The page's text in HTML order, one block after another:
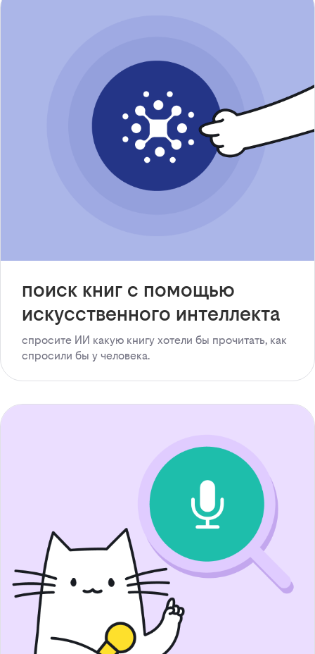
поиск книг с помощью
искусственного интеллекта
спросите ИИ какую книгу хотели бы прочитать, как
спросили бы у человека.